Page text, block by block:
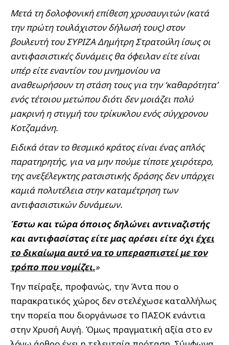
Μετά τη δολοφονική επίθεση χρυσαυγιτών (κατά
την πρώτη τουλάχιστον δήλωσή τους) στον
βουλευτή του ΣΥΡΙΖΑ Δημήτρη Στρατούλη ίσως οι
αντιφασιστικές δυνάμεις θα όφειλαν είτε είναι
υπέρ είτε εναντίον του μνημονίου να
αναθεωρήσουν τη στάση τους για την ‘καθαρότητα’
ενός τέτοιου μετώπου διότι δεν μοιάζει πολύ
μακρινή η στιγμή του τρίκυκλου ενός σύγχρονου
Κοτζαμάνη.
Ειδικά όταν το θεσμικό κράτος είναι ένας απλός
παρατηρητής, για να μην πούμε τίποτε χειρότερο,
της ανεξέλεγκτης ρατσιστικής δράσης δεν υπάρχει
καμιά πολυτέλεια στην καταμέτρηση των
αντιφασιστικών δυνάμεων.
Έστω και τώρα όποιος δηλώνει αντιναζιστής
και αντιφασίστας είτε μας αρέσει είτε όχι έχει
το δικαίωμα αυτό να το υπερασπιστεί με τον
τρόπο που νομίζει.»
Την πείραξε, προφανώς, την Άντα που ο
παρακρατικός χώρος δεν στελέχωσε καταλλήλως
την πορεία που διοργάνωσε το ΠΑΣΟΚ ενάντια
στην Χρυσή Αυγή. Όμως πραγματική αξία στο εν